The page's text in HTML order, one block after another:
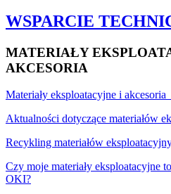
WSPARCIE
MATERIAŁY
AKCESORIA
Materiały eksploatacyjne i akcesoria
Aktualności dotyczące materiałów
Recykling materiałów
Czy moje materiały eksploatacyjne
OKI?